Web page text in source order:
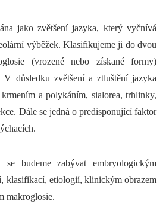
jako zvětšení jazyka, který vyčnívá
výběžek. Klasifikujeme ji do dvou
(vrozené nebo získané formy)
V důsledku zvětšení a ztluštění jazyka
a polykáním, sialorea, trhlinky,
Dále se jedná o predisponující faktor
budeme zabývat embryologickým
klasifikací, etiologií, klinickým obrazem
makroglosie.